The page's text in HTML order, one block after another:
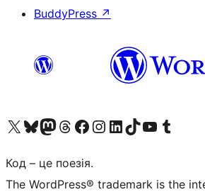
BuddyPress ↗
Visit our X (formerly Twitter) account
Visit our Bluesky account
Завітайте до нашої стрічки в Mastodon
Visit our Threads account
Завітайте на нашу сторінку в Facebook
Visit our Instagram account
Visit our LinkedIn account
Visit our TikTok account
Visit our YouTube channel
Visit our Tumblr
Код – це поезія.
The WordPress® trademark is the